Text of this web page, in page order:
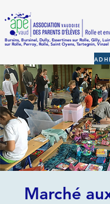
Bursins, Bursinel, Dully, Essertines sur Rolle, Gilly,
sur Rolle, Perroy, Rolle, Saint Oyens, Tartegnin, Vinzel
Marché